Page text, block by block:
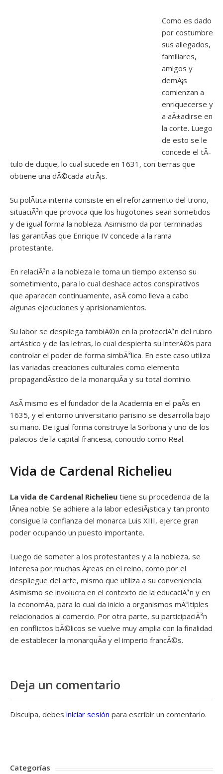
Como es dado
por costumbre
sus allegados,
familiares,
amigos y
demÃ¡s
comienzan a
enriquecerse y
a aÃ±adirse en
la corte. Luego
de esto se le
concede el tÃ­
tulo de duque, lo cual sucede en 1631, con tierras que
obtiene una dÃ©cada atrÃ¡s.
Su polÃ­tica interna consiste en el reforzamiento del trono,
situaciÃ³n que provoca que los hugotones sean sometidos
y de igual forma la nobleza. Asimismo da por terminadas
las garantÃ­as que Enrique IV concede a la rama
protestante.
En relaciÃ³n a la nobleza le toma un tiempo extenso su
sometimiento, para lo cual deshace actos conspirativos
que aparecen continuamente, asÃ­ como lleva a cabo
algunas ejecuciones y aprisionamientos.
Su labor se despliega tambiÃ©n en la protecciÃ³n del rubro
artÃ­stico y de las letras, lo cual despierta su interÃ©s para
controlar el poder de forma simbÃ³lica. En este caso utiliza
las variadas creaciones culturales como elemento
propagandÃ­stico de la monarquÃ­a y su total dominio.
AsÃ­ mismo es el fundador de la Academia en el paÃ­s en
1635, y el entorno universitario parisino se desarrolla bajo
su mano. De igual forma construye la Sorbona y uno de los
palacios de la capital francesa, conocido como Real.
Vida de Cardenal Richelieu
La vida de Cardenal Richelieu tiene su procedencia de la
lÃ­nea noble. Se adhiere a la labor eclesiÃ¡stica y tan pronto
consigue la confianza del monarca Luis XIII, ejerce gran
poder ocupando un puesto importante.
Luego de someter a los protestantes y a la nobleza, se
interesa por muchas Ã¡reas en el reino, como por el
despliegue del arte, mismo que utiliza a su conveniencia.
Asimismo se involucra en el contexto de la educaciÃ³n y en
la economÃ­a, para lo cual da inicio a organismos mÃºltiples
relacionados al comercio. Por otra parte, su participaciÃ³n
en conflictos bÃ©licos se vuelve muy amplia con la finalidad
de establecer la monarquÃ­a y el imperio francÃ©s.
Deja un comentario
Disculpa, debes iniciar sesión para escribir un comentario.
Categorías